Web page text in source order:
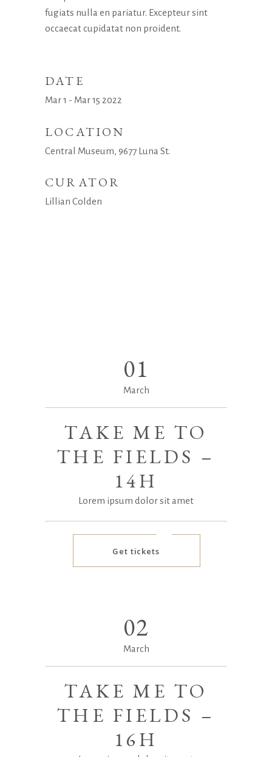
fugiats nulla en pariatur. Excepteur sint
occaecat cupidatat non proident.
DATE
Mar 1 - Mar 15 2022
LOCATION
Central Museum, 9677 Luna St.
CURATOR
Lillian Colden
01
March
TAKE ME TO
THE FIELDS –
14H
Lorem ipsum dolor sit amet
Get tickets
02
March
TAKE ME TO
THE FIELDS –
16H